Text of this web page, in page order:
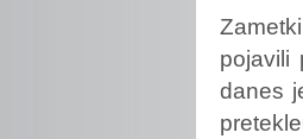
Zametki
pojavili
danes